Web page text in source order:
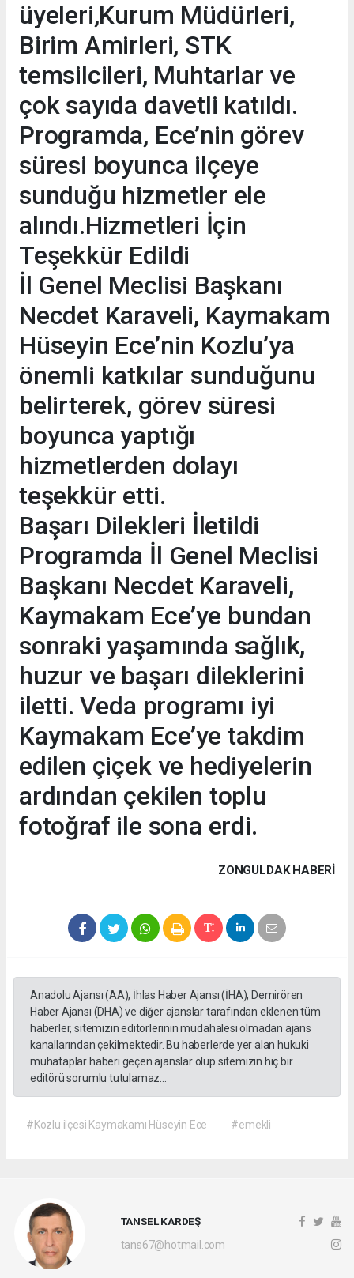
üyeleri,Kurum Müdürleri,
Birim Amirleri, STK
temsilcileri, Muhtarlar ve
çok sayıda davetli katıldı.
Programda, Ece’nin görev
süresi boyunca ilçeye
sunduğu hizmetler ele
alındı.Hizmetleri İçin
Teşekkür Edildi
İl Genel Meclisi Başkanı
Necdet Karaveli, Kaymakam
Hüseyin Ece’nin Kozlu’ya
önemli katkılar sunduğunu
belirterek, görev süresi
boyunca yaptığı
hizmetlerden dolayı
teşekkür etti.
Başarı Dilekleri İletildi
Programda İl Genel Meclisi
Başkanı Necdet Karaveli,
Kaymakam Ece’ye bundan
sonraki yaşamında sağlık,
huzur ve başarı dileklerini
iletti. Veda programı iyi
Kaymakam Ece’ye takdim
edilen çiçek ve hediyelerin
ardından çekilen toplu
fotoğraf ile sona erdi.
ZONGULDAK HABERİ
Anadolu Ajansı (AA), İhlas Haber Ajansı (İHA), Demirören
Haber Ajansı (DHA) ve diğer ajanslar tarafından eklenen tüm
haberler, sitemizin editörlerinin müdahalesi olmadan ajans
kanallarından çekilmektedir. Bu haberlerde yer alan hukuki
muhataplar haberi geçen ajanslar olup sitemizin hiç bir
editörü sorumlu tutulamaz...
#Kozlu ilçesi Kaymakamı Hüseyin Ece #emekli
TANSEL KARDEŞ
tans67@hotmail.com